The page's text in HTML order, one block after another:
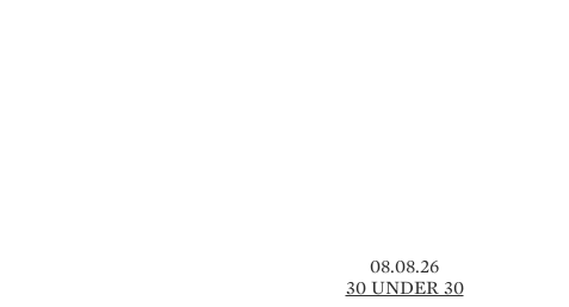
08.08.26
30 UNDER 30